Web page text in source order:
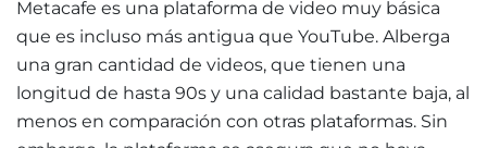
Metacafe es una plataforma de video muy básica
que es incluso más antigua que YouTube. Alberga
una gran cantidad de videos, que tienen una
longitud de hasta 90s y una calidad bastante baja, al
menos en comparación con otras plataformas. Sin